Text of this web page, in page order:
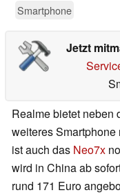
Smartphone
Jetzt
Realme bietet neben
weiteres
ist auch das Neo7x
wird in China ab
rund 171 Euro